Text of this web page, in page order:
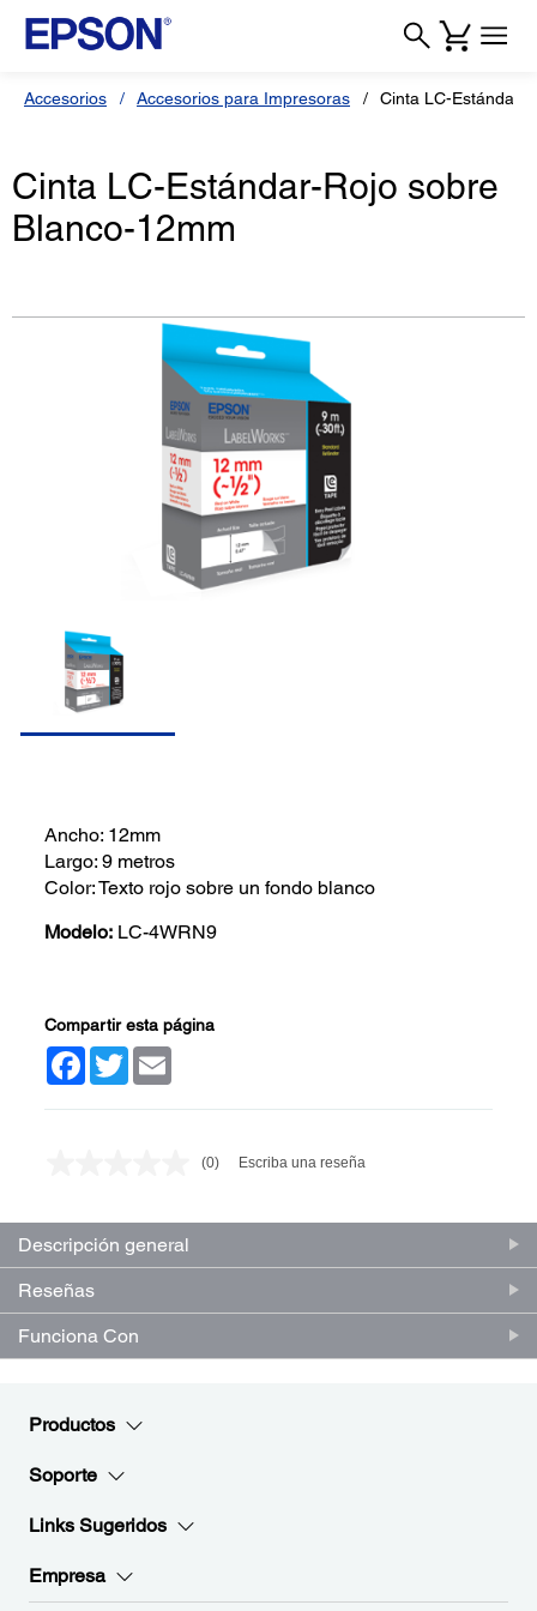
Accesorios Accesorios para Impresoras Cinta LC-Estándar-
Cinta LC-Estándar-Rojo sobre
Blanco-12mm
Ancho: 12mm
Largo: 9 metros
Color: Texto rojo sobre un fondo blanco
Modelo: LC-4WRN9
Compartir esta página
Facebook
Twitter
Sin
en
misma
(0) Escriba una reseña
Descripción general
Reseñas
Funciona Con
Productos
Soporte
Links Sugeridos
Empresa